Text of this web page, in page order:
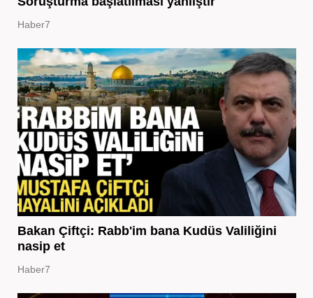
Haber7
Bakan Çiftçi: Rabb'im bana Kudüs Valiliğini
nasip et
Haber7